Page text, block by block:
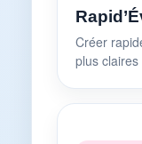
Créer
plus